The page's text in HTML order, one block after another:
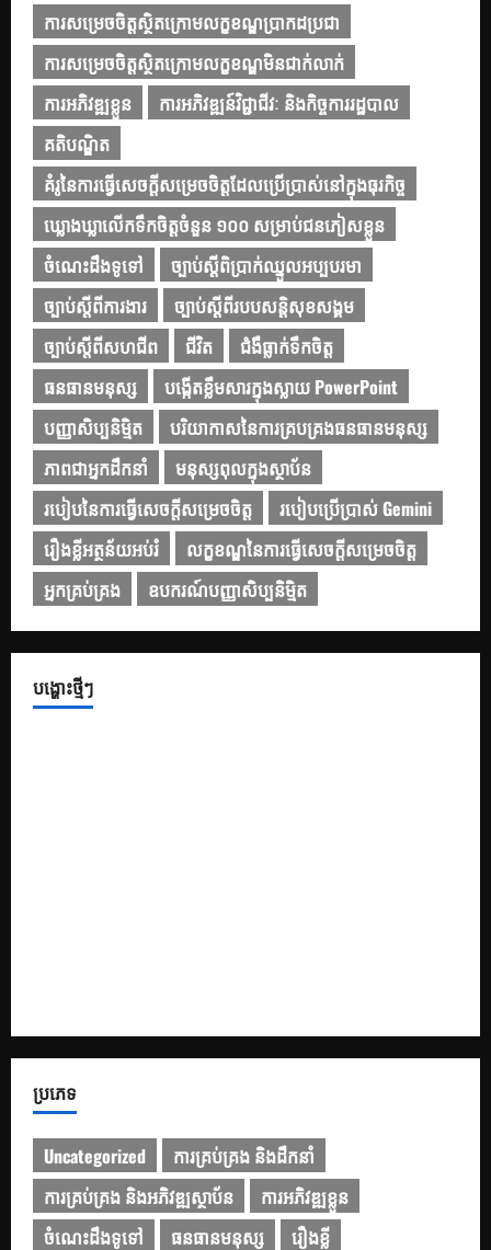
ការសម្រេចចិត្តស្ថិតក្រោមលក្ខខណ្ឌប្រាកដប្រជា
ការសម្រេចចិត្តស្ថិតក្រោមលក្ខខណ្ឌមិនជាក់លាក់
ការអភិវឌ្ឍខ្លួន
ការអភិវឌ្ឍន៍វិជ្ជាជីវៈ និងកិច្ចការរដ្ឋបាល
គតិបណ្ឌិត
គំរូនៃការធ្វើសេចក្ដីសម្រេចចិត្តដែលប្រើប្រាស់នៅក្នុងធុរកិច្ច
ឃ្លោងឃ្លាលើកទឹកចិត្តចំនួន ១០០ សម្រាប់ជនភៀសខ្លួន
ចំណេះដឹងទូទៅ
ច្បាប់ស្ដីពិប្រាក់ឈ្នួលអប្បបរមា
ច្បាប់ស្ដីពីការងារ
ច្បាប់ស្ដីពីរបបសន្តិសុខសង្គម
ច្បាប់ស្ដីពីសហជីព
ជីវិត
ជំងឺធ្លាក់ទឹកចិត្ត
ធនធានមនុស្ស
បង្កើតខ្លឹមសារក្នុងស្លាយ PowerPoint
បញ្ញាសិប្បនិម្មិត
បរិយាកាសនៃការគ្របគ្រងធនធានមនុស្ស
ភាពជាអ្នកដឹកនាំ
មនុស្សពុលក្នុងស្ថាប័ន
របៀបនៃការធ្វើសេចក្តីសម្រេចចិត្ត
របៀបប្រើប្រាស់ Gemini
រឿងខ្លីអត្ថន័យអប់រំ
លក្ខខណ្ឌនៃការធ្វើសេចក្ដីសម្រេចចិត្ត
អ្នកគ្រប់គ្រង
ឧបករណ៍បញ្ញាសិប្បនិម្មិត
បង្ហោះថ្មីៗ
ប្រភេទ
Uncategorized
ការគ្រប់គ្រង និងដឹកនាំ
ការគ្រប់គ្រង និងអភិវឌ្ឍស្ថាប័ន
ការអភិវឌ្ឍខ្លួន
ចំណេះដឹងទូទៅ
ធនធានមនុស្ស រឿងខ្លី